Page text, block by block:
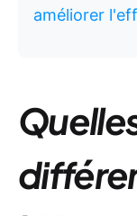
améliorer